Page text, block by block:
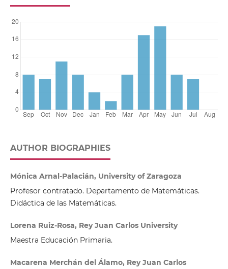
AUTHOR BIOGRAPHIES
Mónica Arnal-Palacián, University of Zaragoza
Profesor contratado. Departamento de Matemáticas.
Didáctica de las Matemáticas.
Lorena Ruiz-Rosa, Rey Juan Carlos University
Maestra Educación Primaria.
Macarena Merchán del Álamo, Rey Juan Carlos